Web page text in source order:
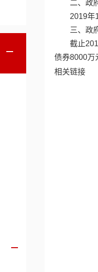
二、政
2019年
三、政
截止
债券8000万
相关链接